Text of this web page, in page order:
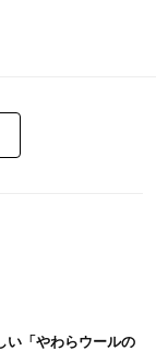
い「やわらウールの